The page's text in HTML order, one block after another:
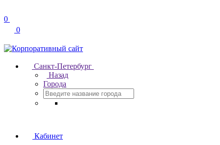
0
0
Санкт-Петербург
Назад
Города
Кабинет